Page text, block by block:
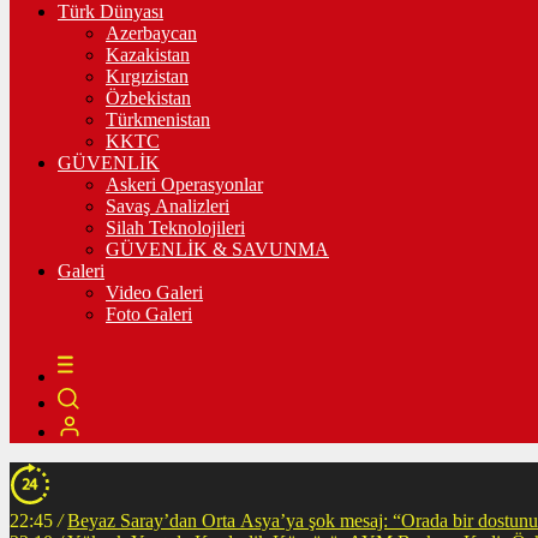
Türk Dünyası
Azerbaycan
Kazakistan
Kırgızistan
Özbekistan
Türkmenistan
KKTC
GÜVENLİK
Askeri Operasyonlar
Savaş Analizleri
Silah Teknolojileri
GÜVENLİK & SAVUNMA
Galeri
Video Galeri
Foto Galeri
22:45 / Beyaz Saray’dan Orta Asya’ya şok mesaj: “Orada bir